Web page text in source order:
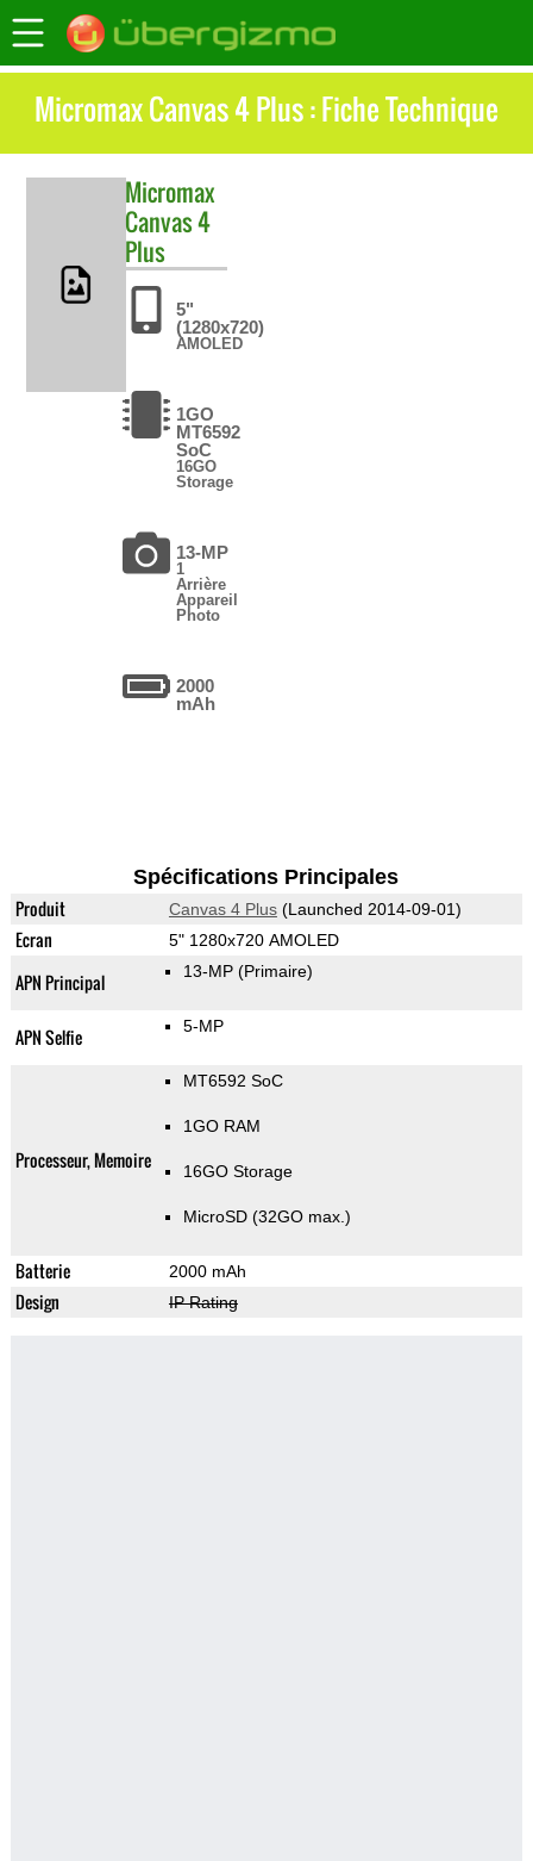
Micromax Canvas 4 Plus : Fiche Technique
Micromax
Canvas 4
Plus
5"
(1280x720)
AMOLED
1GO
MT6592
SoC
16GO
Storage
13-MP
1
Arrière
Appareil
Photo
2000
mAh
Spécifications Principales
Produit Canvas 4 Plus(Launched 2014-09-01)
Ecran 5" 1280x720 AMOLED
APN Principal 13-MP (Primaire)
APN Selfie 5-MP
Processeur, Memoire
MT6592 SoC
1GO RAM
16GO Storage
MicroSD (32GO max.)
Batterie 2000 mAh
Design IP Rating